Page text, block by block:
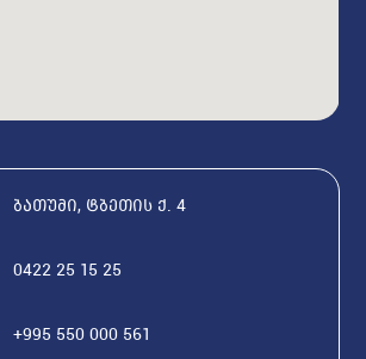
ბათუმი, ტბეთის ქ. 4
0422 25 15 25
+995 550 000 561